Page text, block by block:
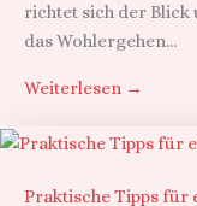
richtet sich der Blick
das Wohlergehen...
Weiterlesen →
Praktische Tipps für